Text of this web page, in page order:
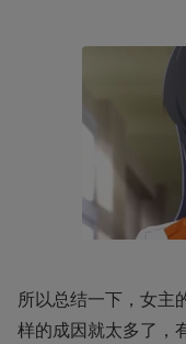
所以总结一下，女主
样的成因就太多了，